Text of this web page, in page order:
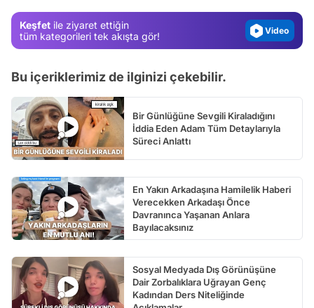
Keşfet ile ziyaret ettiğin
tüm kategorileri tek akışta gör!
Test
Bu içeriklerimiz de ilginizi çekebilir.
Bir Günlüğüne Sevgili Kiraladığını
İddia Eden Adam Tüm Detaylarıyla
Süreci Anlattı
En Yakın Arkadaşına Hamilelik Haberi
Verecekken Arkadaşı Önce
Davranınca Yaşanan Anlara
Bayılacaksınız
Sosyal Medyada Dış Görünüşüne
Dair Zorbalıklara Uğrayan Genç
Kadından Ders Niteliğinde